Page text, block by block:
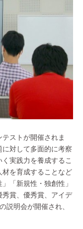
ストが開催されま
対して多面的に考察
実践力を養成するこ
材を育成することなど
「新規性・独創性」
秀賞、優秀賞、アイデ
説明会が開催され、